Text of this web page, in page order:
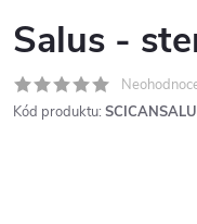
Salus -
Kód produktu: